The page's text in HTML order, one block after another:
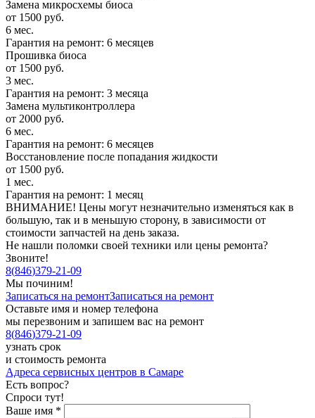
Замена микросхемы биоса
от 1500 руб.
6 мес.
Гарантия на ремонт: 6 месяцев
Прошивка биоса
от 1500 руб.
3 мес.
Гарантия на ремонт: 3 месяца
Замена мультиконтроллера
от 2000 руб.
6 мес.
Гарантия на ремонт: 6 месяцев
Восстановление после попадания жидкости
от 1500 руб.
1 мес.
Гарантия на ремонт: 1 месяц
ВНИМАНИЕ! Цены могут незначительно изменяться как в
большую, так и в меньшую сторону, в зависимости от
стоимости запчастей на день заказа.
Не нашли поломки своей техники или цены ремонта?
Звоните!
8(846)379-21-09
Мы починим!
Записаться на ремонтЗаписаться на ремонт
Оставьте имя и номер телефона
мы перезвоним и запишем вас на ремонт
8(846)379-21-09
узнать срок
и стоимость ремонта
Адреса сервисных центров в Самаре
Есть вопрос?
Спроси тут!
Ваше имя *